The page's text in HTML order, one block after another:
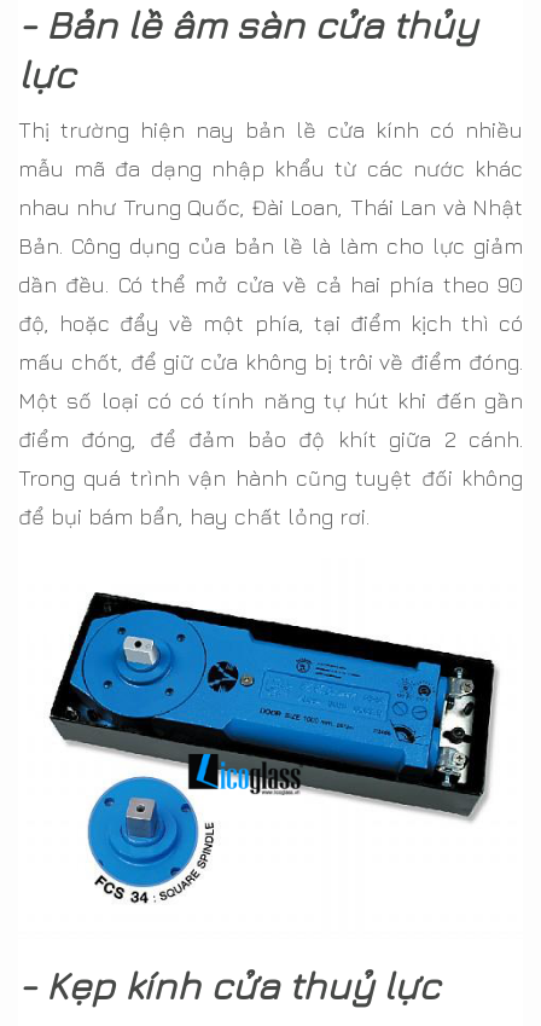
- Bản lề âm sàn cửa thủy
lực
Thị trường hiện nay bản lề cửa kính có nhiều
mẫu mã đa dạng nhập khẩu từ các nước khác
nhau như Trung Quốc, Đài Loan, Thái Lan và Nhật
Bản. Công dụng của bản lề là làm cho lực giảm
dần đều. Có thể mở cửa về cả hai phía theo 90
độ, hoặc đẩy về một phía, tại điểm kịch thì có
mấu chốt, để giữ cửa không bị trôi về điểm đóng.
Một số loại có có tính năng tự hút khi đến gần
điểm đóng, để đảm bảo độ khít giữa 2 cánh.
Trong quá trình vận hành cũng tuyệt đối không
để bụi bám bẩn, hay chất lỏng rơi.
- Kẹp kính cửa thuỷ lực